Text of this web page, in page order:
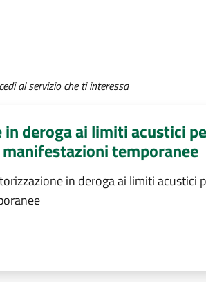
al servizio che ti interessa
in deroga ai limiti acustici
temporanee
in deroga ai limiti acustici